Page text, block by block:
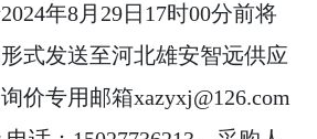
2024年8月 29日 17时00分前将
式发送至河北雄安智远供应
价专用邮箱xazyxj@126.com